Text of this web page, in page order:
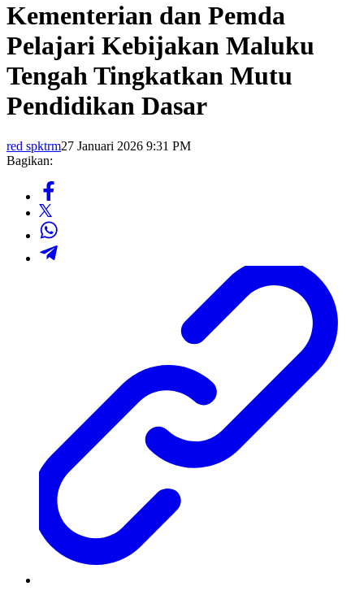
Kementerian dan Pemda
Pelajari Kebijakan Maluku
Tengah Tingkatkan Mutu
Pendidikan Dasar
red spktrm27 Januari 2026 9:31 PM
Bagikan: